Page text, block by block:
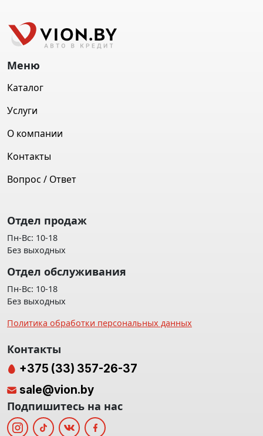
Меню
Каталог
Услуги
О компании
Контакты
Вопрос / Ответ
Отдел продаж
Пн-Вс: 10-18
Без выходных
Отдел обслуживания
Пн-Вс: 10-18
Без выходных
Политика обработки персональных данных
Контакты
+375 (33) 357-26-37
sale@vion.by
Подпишитесь на нас